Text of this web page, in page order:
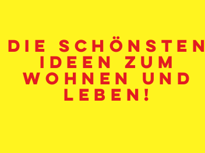
Die schönsten
Ideen zum
Wohnen und
Leben!